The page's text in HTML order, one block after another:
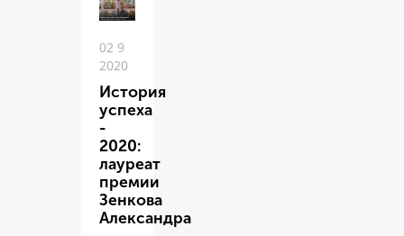
02 9
2020
История
успеха
-
2020:
лауреат
премии
Зенкова
Александра